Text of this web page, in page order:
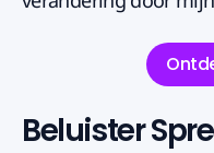
Beluister